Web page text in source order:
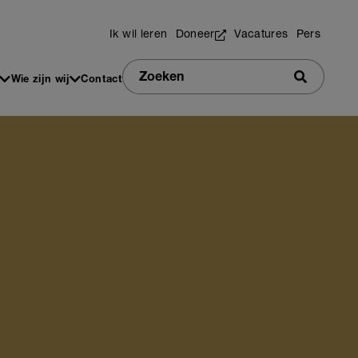
Utilities
Ik wil leren Doneer Vacatures Pers
Wie zijn wij Contact
Zoeken
Zoeken